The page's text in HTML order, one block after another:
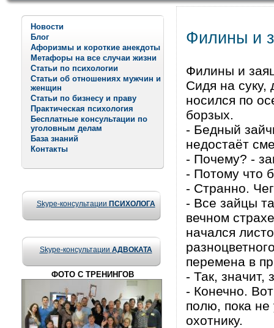
Новости
Блог
Афоризмы и короткие анекдоты
Метафоры на все случаи жизни
Статьи по психологии
Статьи об отношениях мужчин и
женщин
Статьи по бизнесу и праву
Практическая психология
Бесплатные консультации по
уголовным делам
База знаний
Контакты
Skype-консультации ПСИХОЛОГА
Skype-консультации АДВОКАТА
ФОТО С ТРЕНИНГОВ
Филины и
Филины и
Сидя на
носился по
борзых.
- Бедный
недостаёт
- Почему? -
- Потому что
- Странно.
- Все зайцы
вечном
начался
перемена в
- Так, значит,
- Конечно.
полю, пока не
охотнику.